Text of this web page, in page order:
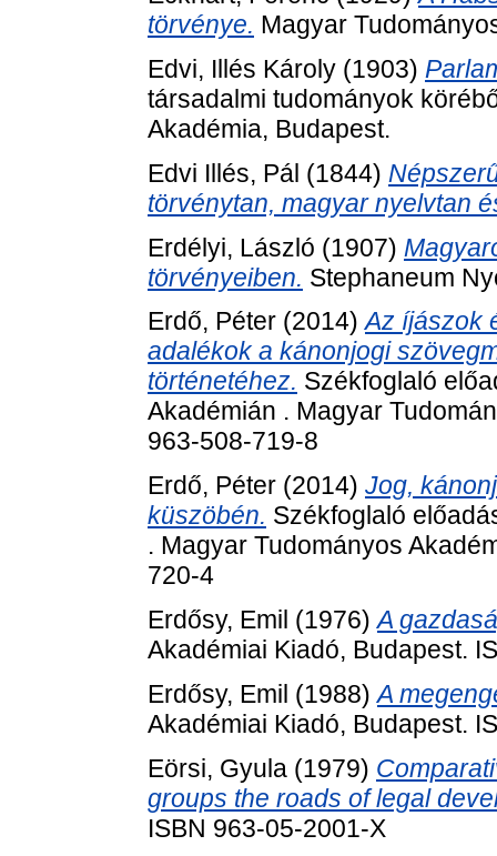
törvénye. Magyar
Edvi, Illés Károly (1903)
társadalmi tudományok
Akadémia, Budapest.
Edvi Illés, Pál (1844)
törvénytan, magyar nyelvtan
Erdélyi, László (1907)
törvényeiben. Stephaneum
Erdő, Péter (2014)Az íjászok
adalékok a kánonjogi
történetéhez. Székfoglaló
Akadémián . Magyar
963-508-719-8
Erdő, Péter (2014) Jog,
küszöbén. Székfoglaló
. Magyar Tudományos
720-4
Erdősy, Emil (1976)A
Akadémiai Kiadó, Budapest.
Erdősy, Emil (1988)A
Akadémiai Kiadó, Budapest.
Eörsi, Gyula (1979)
groups the roads of legal
ISBN 963-05-2001-X